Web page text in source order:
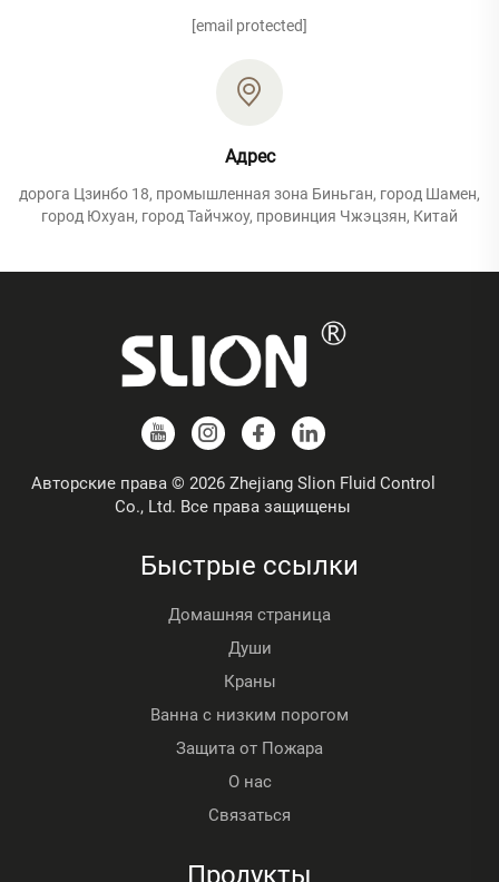
[email protected]
Адрес
дорога Цзинбо 18, промышленная зона Биньган, город Шамен,
город Юхуан, город Тайчжоу, провинция Чжэцзян, Китай
Авторские права © 2026 Zhejiang Slion Fluid Control
Co., Ltd. Все права защищены
Быстрые ссылки
Домашняя страница
Души
Краны
Ванна с низким порогом
Защита от Пожара
О нас
Связаться
Продукты